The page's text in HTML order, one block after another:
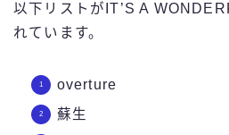
以下リストがIT’S A
れています。
overture
蘇生